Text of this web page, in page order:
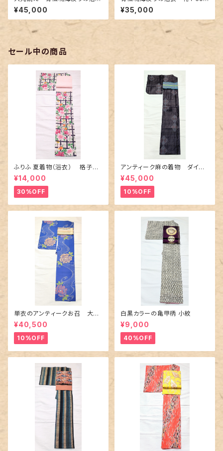
衣 紫色の濃淡に朝顔柄
¥45,000
濃紺地に赤色の牡丹柄
¥35,000
セール中の商品
ふりふ 夏着物（浴衣） 格子に
百合や秋草花
¥14,000
30%OFF
アンティーク麻の着物 ダイヤ
に市松柄の上布
¥45,000
10%OFF
単衣のアンティークお召 大輪
の薔薇柄柄
¥40,500
10%OFF
白黒カラーの亀甲柄 小紋
¥9,000
40%OFF